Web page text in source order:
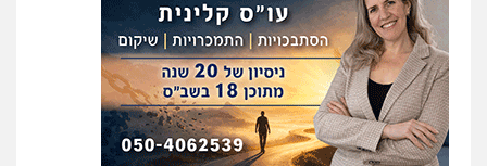
משרד עורכי דין טאי שרקי
פלילי אסירים תעבורה מרב"ד
0547556464
עו"ד אילן אלימלך